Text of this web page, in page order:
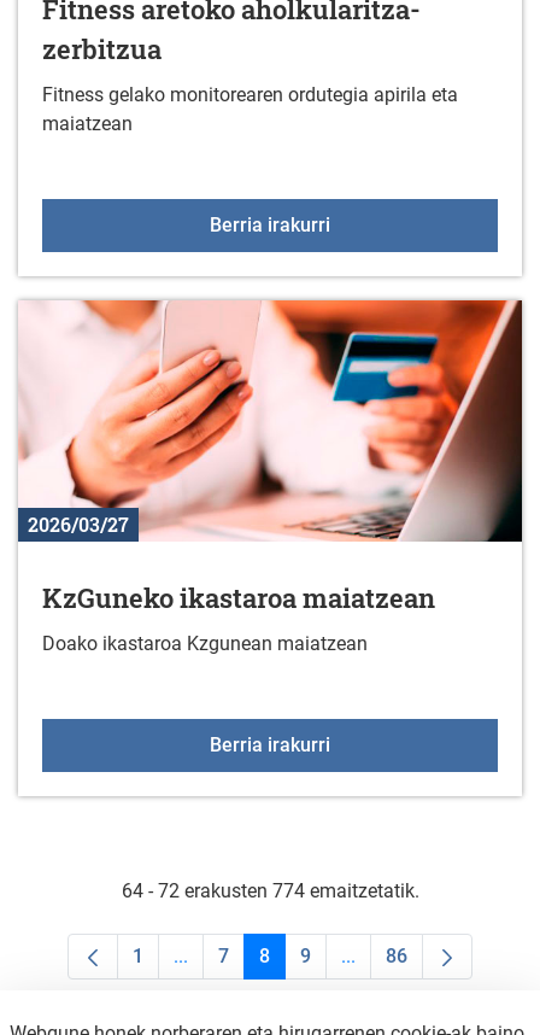
Fitness aretoko aholkularitza-
zerbitzua
Fitness gelako monitorearen ordutegia apirila eta
maiatzean
Berria irakurri
2026/03/27
KzGuneko ikastaroa maiatzean
Doako ikastaroa Kzgunean maiatzean
Berria irakurri
64 - 72 erakusten 774 emaitzetatik.
Orrialdea
1 ...Intermediate Pages Use TAB to navigate.
Orrialdea
7 Orrialdea
8 Orrialdea
9 ...Intermediate Pages
Orrialdea
86